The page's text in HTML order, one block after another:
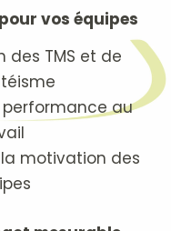
vos équipes
des TMS et de
performance au
motivation des